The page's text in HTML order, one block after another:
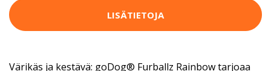
LISÄTIETOJA
Värikäs ja kestävä: goDog® Furballz Rainbow tarjoaa